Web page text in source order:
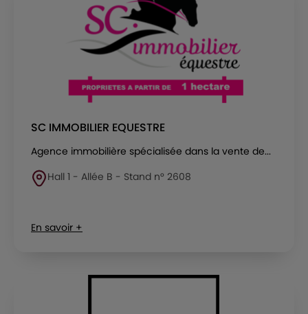
SC IMMOBILIER EQUESTRE
Agence immobilière spécialisée dans la vente de...
Hall 1 - Allée B - Stand n° 2608
En savoir +